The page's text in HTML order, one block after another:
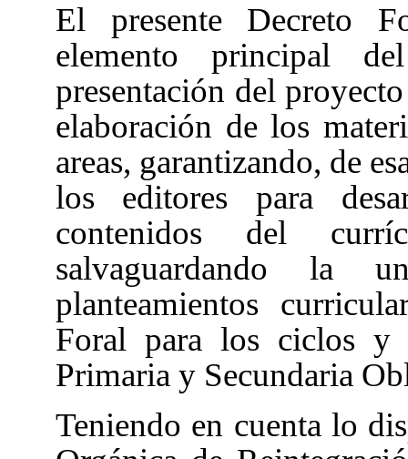
El presente Decreto
elemento principal
presentación del
elaboración de los
areas, garantizando, de
los editores para
contenidos del
salvaguardando la
planteamientos
Foral para los ciclos y
Primaria y Secundaria
Teniendo en cuenta lo